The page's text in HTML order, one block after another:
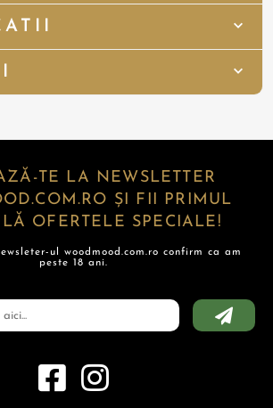
TE LA NEWSLETTER
ȘI FII PRIMUL
OFERTELE SPECIALE!
ul woodmood.com.ro confirm ca am
peste 18 ani.